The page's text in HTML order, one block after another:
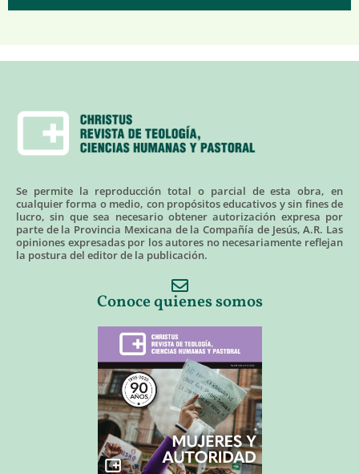
Se permite la reproducción total o parcial de esta obra, en
cualquier forma o medio, con propósitos educativos y sin fines de
lucro, sin que sea necesario obtener autorización expresa por
parte de la Provincia Mexicana de la Compañía de Jesús, A.R. Las
opiniones expresadas por los autores no necesariamente reflejan
la postura del editor de la publicación.
Conoce quienes somos